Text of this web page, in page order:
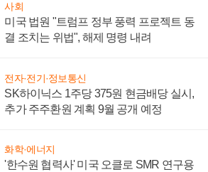
사회
미국 법원 "트럼프 정부 풍력 프로젝트 동
결 조치는 위법", 해제 명령 내려
전자·전기·정보통신
SK하이닉스 1주당 375원 현금배당 실시,
추가 주주환원 계획 9월 공개 예정
화학·에너지
'한수원 협력사' 미국 오클로 SMR 연구용